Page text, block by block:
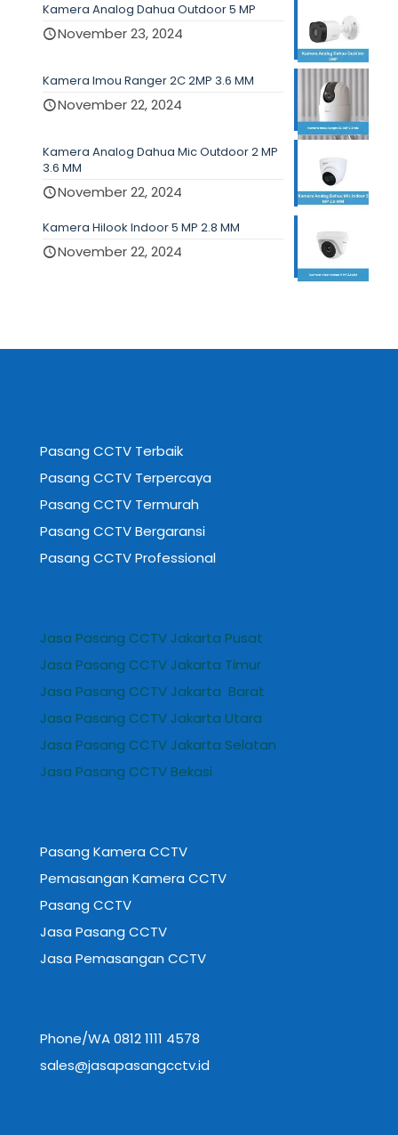
Kamera Analog Dahua Outdoor 5 MP
November 23, 2024
Kamera Imou Ranger 2C 2MP 3.6 MM
November 22, 2024
Kamera Analog Dahua Mic Outdoor 2 MP
3.6 MM
November 22, 2024
Kamera Hilook Indoor 5 MP 2.8 MM
November 22, 2024
Pasang CCTV Terbaik
Pasang CCTV Terpercaya
Pasang CCTV Termurah
Pasang CCTV Bergaransi
Pasang CCTV Professional
Jasa Pasang CCTV Jakarta Pusat
Jasa Pasang CCTV Jakarta Timur
Jasa Pasang CCTV Jakarta Barat
Jasa Pasang CCTV Jakarta Utara
Jasa Pasang CCTV Jakarta Selatan
Jasa Pasang CCTV Bekasi
Pasang Kamera CCTV
Pemasangan Kamera CCTV
Pasang CCTV
Jasa Pasang CCTV
Jasa Pemasangan CCTV
Phone/WA 0812 1111 4578
sales@jasapasangcctv.id